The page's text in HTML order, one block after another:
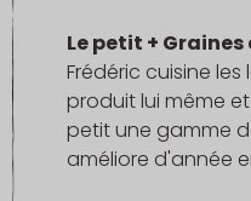
Le petit + Graines
Frédéric cuisine les
produit lui même
petit une gamme
améliore d'année